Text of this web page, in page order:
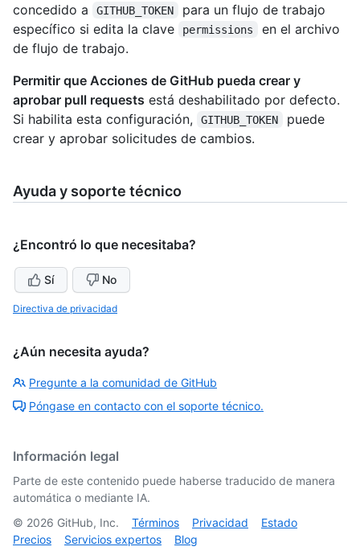
concedido a
GITHUB_TOKEN
para un flujo de trabajo
específico si edita la clave
permissions
en el archivo
de flujo de trabajo.
Permitir que Acciones de GitHub pueda crear y
aprobar pull requests está deshabilitado por defecto.
Si habilita esta configuración,
GITHUB_TOKEN
puede
crear y aprobar solicitudes de cambios.
Ayuda y soporte técnico
¿Encontró lo que necesitaba?
Sí No
Directiva de privacidad
¿Aún necesita ayuda?
Pregunte a la comunidad de GitHub
Póngase en contacto con el soporte técnico.
Información legal
Parte de este contenido puede haberse traducido de manera
automática o mediante IA.
© 2026 GitHub, Inc. Términos Privacidad
Estado
Precios
Servicios expertos Blog